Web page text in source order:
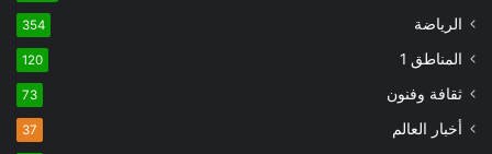
الرياضة 354
المناطق 1 120
ثقافة وفنون 73
أخبار العالم 37